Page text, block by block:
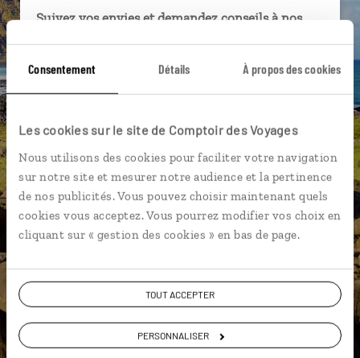
Consentement Détails À propos des cookies
Les cookies sur le site de Comptoir des Voyages
Nous utilisons des cookies pour faciliter votre navigation
sur notre site et mesurer notre audience et la pertinence
de nos publicités. Vous pouvez choisir maintenant quels
cookies vous acceptez. Vous pourrez modifier vos choix en
cliquant sur « gestion des cookies » en bas de page.
TOUT ACCEPTER
PERSONNALISER
Suivez vos envies et demandez conseils à nos
Ils sauront organiser votre itinéraire au plus
près de vos envies et de la réalité du pays.
connectés en agence, mais aussi par email ou
téléphone.
Vous gardez le même interlocuteur avant,
pendant et après votre voyage.
DEMANDER UN DEVIS
ou
Construisez votre voyage avec un spécialiste Chili